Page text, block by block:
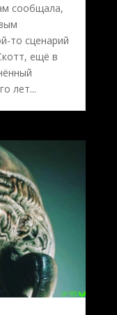
сообщала,
то сценарий
ещё в
лет...